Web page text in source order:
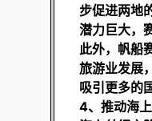
步促进两地
潜力巨大，
此外，帆船
旅游业发展
吸引更多的
4、推动海